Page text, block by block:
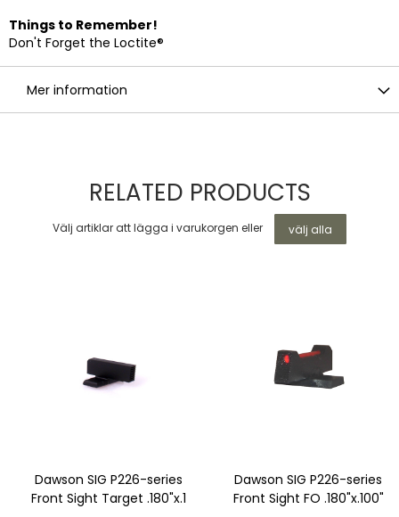
Things to Remember!
Don't Forget the Loctite®
Mer information
RELATED PRODUCTS
Välj artiklar att lägga i varukorgen eller välj alla
Dawson SIG P226-series
Front Sight FO .180"x.100"
Dawson SIG P-
Sight Fiber Optic